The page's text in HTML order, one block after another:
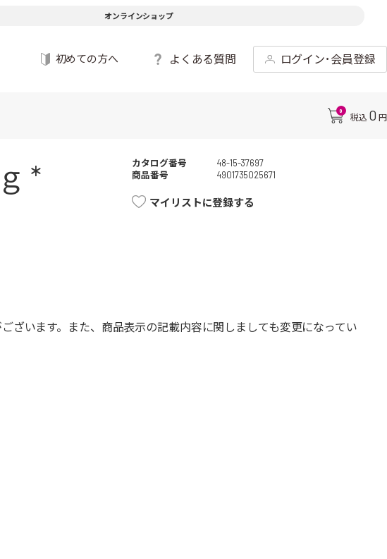
オンラインショップ
初めての方へ よくある質問 ログイン･会員登録
0
税込 0 円
* カタログ番号
48-15-37697
商品番号
4901735025671
マイリストに登録する
います。また、商品表示の記載内容に関しましても変更になってい